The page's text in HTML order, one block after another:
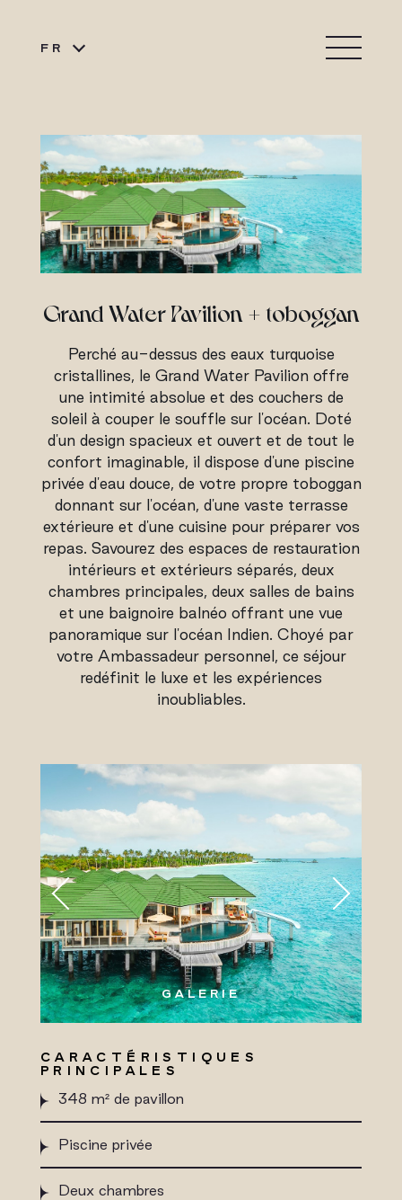
FR
Grand Water Pavilion + toboggan
Perché au-dessus des eaux turquoise
cristallines, le Grand Water Pavilion offre
une intimité absolue et des couchers de
soleil à couper le souffle sur l'océan. Doté
d'un design spacieux et ouvert et de tout le
confort imaginable, il dispose d'une piscine
privée d'eau douce, de votre propre toboggan
donnant sur l'océan, d'une vaste terrasse
extérieure et d'une cuisine pour préparer vos
repas. Savourez des espaces de restauration
intérieurs et extérieurs séparés, deux
chambres principales, deux salles de bains
et une baignoire balnéo offrant une vue
panoramique sur l'océan Indien. Choyé par
votre Ambassadeur personnel, ce séjour
redéfinit le luxe et les expériences
inoubliables.
GALERIE
CARACTÉRISTIQUES
PRINCIPALES
348 m² de pavillon
Piscine privée
Deux chambres